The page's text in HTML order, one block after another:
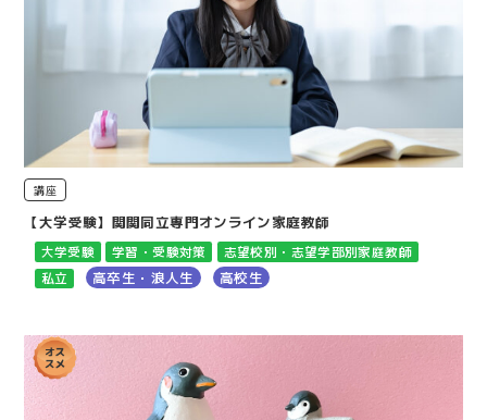
講座
【大学受験】関関同立専門オンライン家庭教師
大学受験 学習・受験対策
志望校別・志望学部別家庭教師
私立
高卒生・浪人生 高校生